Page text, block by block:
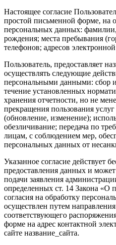
Настоящее согласие
простой письменной форме, на
персональных данных:
рождения; места пребывания
телефонов; адресов
Пользователь, предоставляет
осуществлять следующие
персональными данными: сбор
течение установленных
хранения отчетности, но не
прекращения пользования
(обновление, изменение);
обезличивание; передача по
лицам, с соблюдением мер,
персональных данных от
Указанное согласие действует
предоставления данных и
подачи заявления
определенных ст. 14 Закона «О
согласия на обработку
осуществлен путем
соответствующего
форме на адрес контактной
сайте название_сайта.